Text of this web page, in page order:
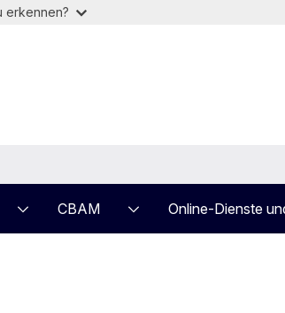
erkennen?
CBAM Online-Dienste